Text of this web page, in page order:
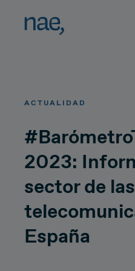
Network Strategy
Network Operations
Impacto social
Únete
¿Hablamos?
Decidida
Alegre
Extrovertida
ACTUALIDAD
2023:
sector de las
España